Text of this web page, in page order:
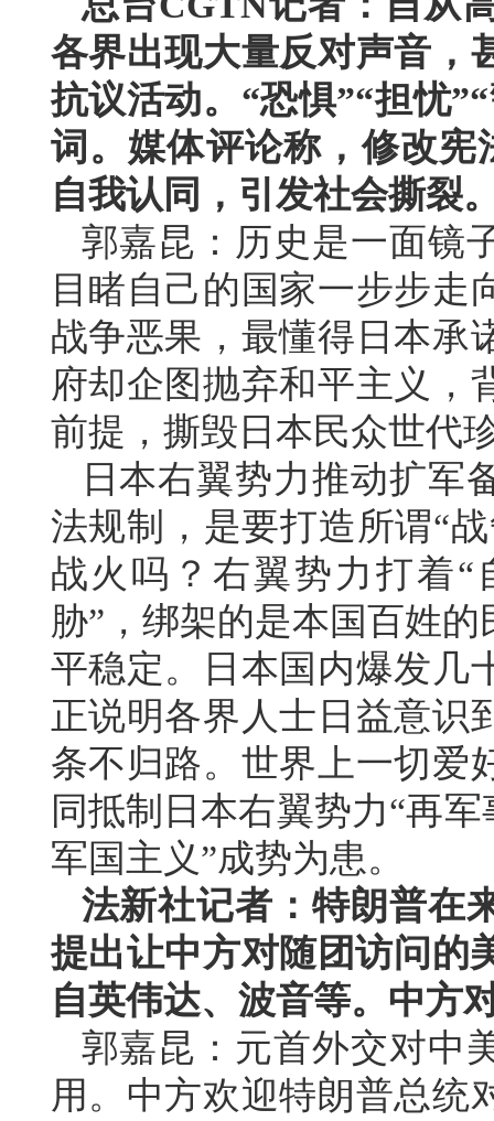
各界出现大量反对声音，
抗议活动。“恐惧”“担忧
词。媒体评论称，修改宪
自我认同，引发社会撕裂
郭嘉昆：历史是一面镜
目睹自己的国家一步步走
战争恶果，最懂得日本承
府却企图抛弃和平主义，
前提，撕毁日本民众世代
日本右翼势力推动扩军
法规制，是要打造所谓“
战火吗？右翼势力打着“
胁”，绑架的是本国百姓
平稳定。日本国内爆发几
正说明各界人士日益意识
条不归路。世界上一切爱
同抵制日本右翼势力“再
军国主义”成势为患。
法新社记者：特朗普在
提出让中方对随团访问的
自英伟达、波音等。中方
郭嘉昆：元首外交对中
用。中方欢迎特朗普总统